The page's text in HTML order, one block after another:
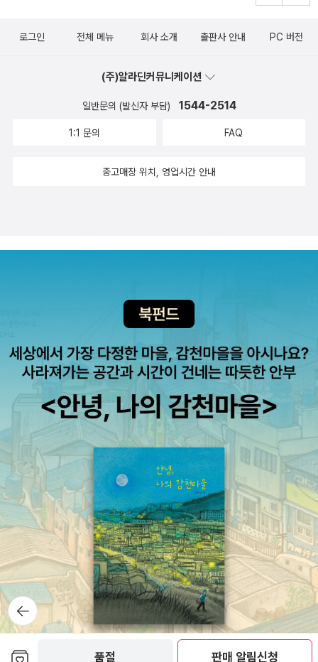
품절 판매 알림신청
필 저작이자 대표작이라 평가받은 7편만을 골라서 옮겼다. 1장에서
서는 당시 유행하던 학설을 대표하는 열두 사상가를 비판하며 올바른
진 정치를 하는 것이며 성왕이 다스리는 나라는 어떤 나라이고 왕이
갖추어야 할 덕에 대해 설명한다. 4장에서는 욕망 때문에 인간 사회
로 백성들의 생산을 늘리고 가혹한 세금을 없애야 하며, 예의에 입각
에 입각한 일관된 도로 다스려야 한다는 현실 정치에 대한 주장이 담
로 그 정신이 중요하다고 주장한다. 7장에서는 사람의 본성은 악하다
는 순자의 기본 사상과 선함은 인위 때문이고, 성인의 인위가 바로 예
의라는 주장이 담겨 있다.
뒤로가
기
로그인 전체 메뉴 회사 소개 출판사 안내 PC 버전
(주)알라딘커뮤니케이션
일반문의 (발신자 부담) 1544-2514
1:1 문의 FAQ
중고매장 위치, 영업시간 안내